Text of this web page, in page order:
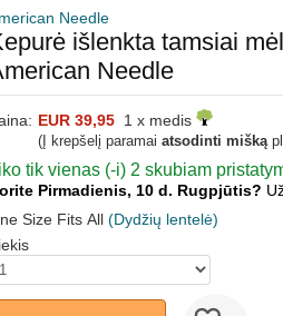
Needle
išlenkta tamsiai
Needle
EUR 39,95 1 x medis
(Į krepšelį paramai atsodinti mišką
tik vienas (-i) 2 skubiam
Pirmadienis, 10 d. Rugpjūtis?
Size Fits All (Dydžių lentelė)